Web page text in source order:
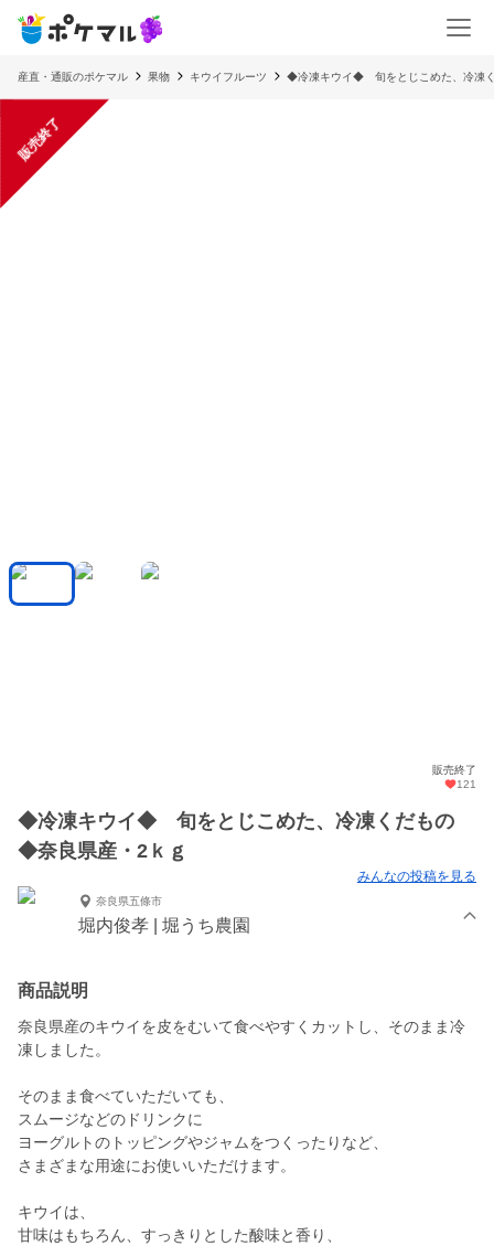
産直・通販のポケマル 果物 キウイフルーツ ◆冷凍キウイ◆ 旬をとじこめた、冷凍
販売終了
販売終了
121
◆冷凍キウイ◆ 旬をとじこめた、冷凍くだもの
◆奈良県産・2ｋｇ
みんなの投稿を見る
奈良県五條市
堀内俊孝 | 堀うち農園
商品説明
奈良県産のキウイを皮をむいて食べやすくカットし、そのまま冷
凍しました。
そのまま食べていただいても、
スムージなどのドリンクに
ヨーグルトのトッピングやジャムをつくったりなど、
さまざまな用途にお使いいただけます。
キウイは、
甘味はもちろん、すっきりとした酸味と香り、